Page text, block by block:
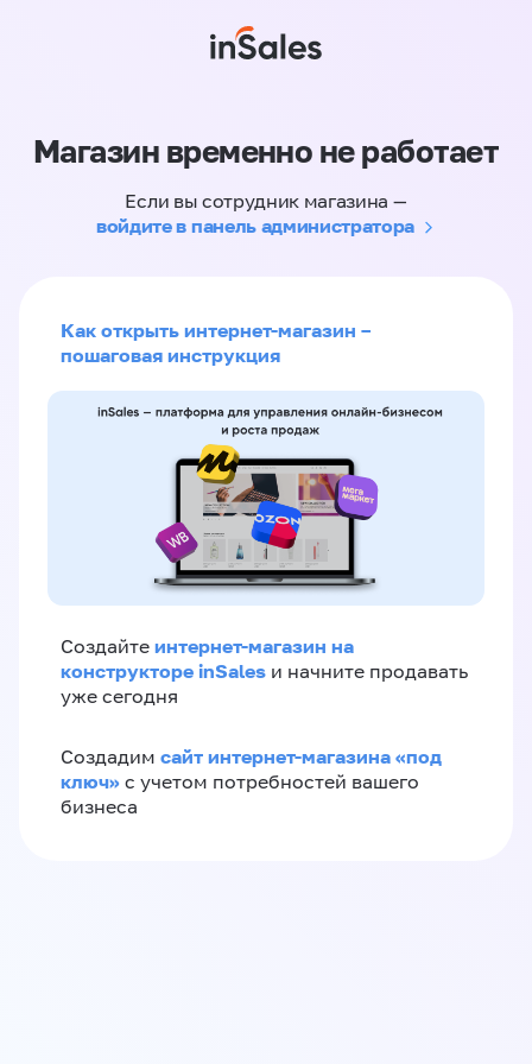
Магазин временно не работает
Если вы сотрудник магазина —
войдите в панель администратора
Как открыть интернет-магазин –
пошаговая инструкция
Создайте интернет-магазин на
конструкторе inSales и начните продавать
уже сегодня
Создадим сайт интернет-магазина «под
ключ» с учетом потребностей вашего
бизнеса